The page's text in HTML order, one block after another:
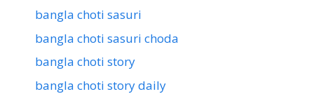
bangla choti sasuri
bangla choti sasuri choda
bangla choti story
bangla choti story daily